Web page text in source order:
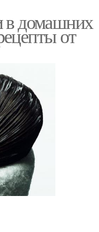
в домашних
от